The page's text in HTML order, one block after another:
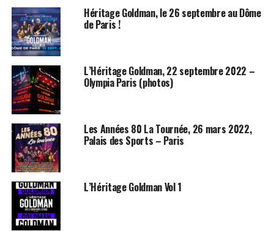
Héritage Goldman, le 26 septembre au Dôme
de Paris !
L’Héritage Goldman, 22 septembre 2022 –
Olympia Paris (photos)
Les Années 80 La Tournée, 26 mars 2022,
Palais des Sports – Paris
L’Héritage Goldman Vol 1